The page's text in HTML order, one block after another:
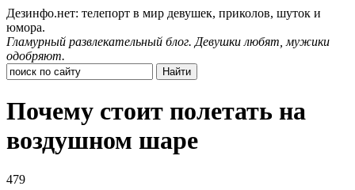
Дезинфо.нет: телепорт в мир девушек, приколов, шуток и
юмора.
Гламурный развлекательный блог. Девушки любят, мужики
одобряют.
Почему стоит полетать на
воздушном шаре
479